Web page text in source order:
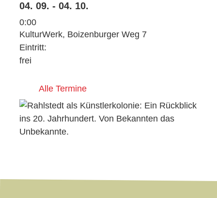
04. 09. - 04. 10.
0:00
KulturWerk, Boizenburger Weg 7
Eintritt:
frei
Alle Termine